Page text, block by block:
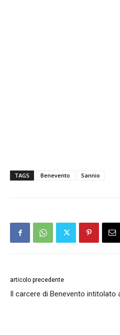
TAGS Benevento Sannio
articolo precedente
Il carcere di Benevento intitolato